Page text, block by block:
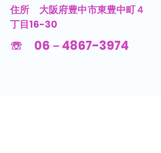
​住所 大阪府豊中市東豊中町４
丁目16-30
☏ 06－4867-3974